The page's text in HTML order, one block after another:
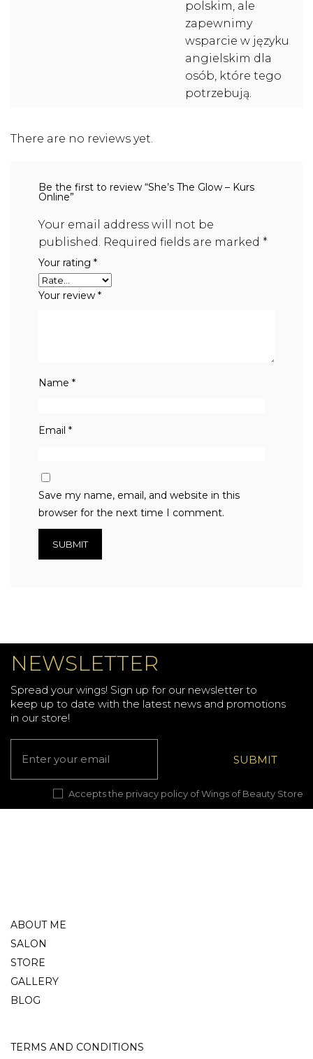
polskim, ale
zapewnimy
wsparcie w języku
angielskim dla
osób, które tego
potrzebują.
There are no reviews yet.
Be the first to review “She’s The Glow – Kurs
Online”
Your email address will not be
published. Required fields are marked *
Your rating *
Your review *
Name *
Email *
Save my name, email, and website in this
browser for the next time I comment.
NEWSLETTER
Spread your wings! Sign up for our newsletter to
keep up to date with the latest news and promotions
in our store!
Accepts the privacy policy of Wings of Beauty Store
ABOUT ME
SALON
STORE
GALLERY
BLOG
TERMS AND CONDITIONS